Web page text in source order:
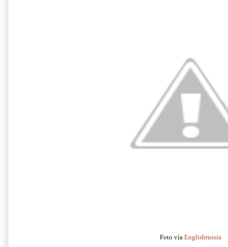
Foto víaEnglishrussia